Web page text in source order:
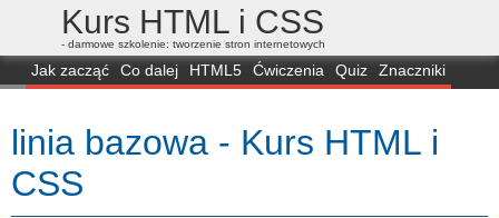
Kurs HTML i CSS
- darmowe szkolenie: tworzenie stron internetowych
Jak zacząć Co dalej HTML5 Ćwiczenia Quiz
Znaczniki
FAQ
Przeglądarki Mapa FORUM
linia bazowa - Kurs HTML i
CSS